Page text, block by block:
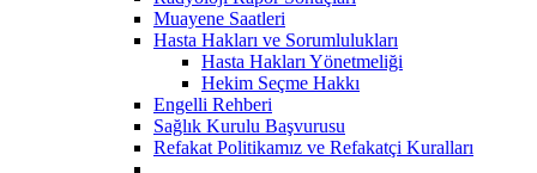
Muayene Saatleri
Hasta Hakları ve Sorumlulukları
Hasta Hakları Yönetmeliği
Hekim Seçme Hakkı
Engelli Rehberi
Sağlık Kurulu Başvurusu
Refakat Politikamız ve Refakatçi Kuralları